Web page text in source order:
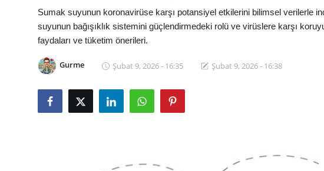
Şehirler
Gıda Güvenliği & Bilimi
Kalori & Diyet Rehberi
Sumak suyunun koronavirüse karşı potansiyel etkilerini bilimsel verilerle
suyunun bağışıklık sistemini güçlendirmedeki rolü ve virüslere karşı
faydaları ve tüketim önerileri.
Gurme Şubat 9, 2026 - 16:35 Şubat 9, 2026 - 16:38